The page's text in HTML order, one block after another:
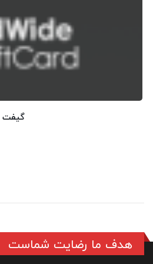
گیفت
هدف ما رضایت شماست